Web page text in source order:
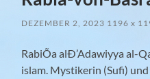
DEZEMBER 2, 2023 1196x
RabiÕa alÐ’Adawiyya al-
islam. Mystikerin (Sufi)